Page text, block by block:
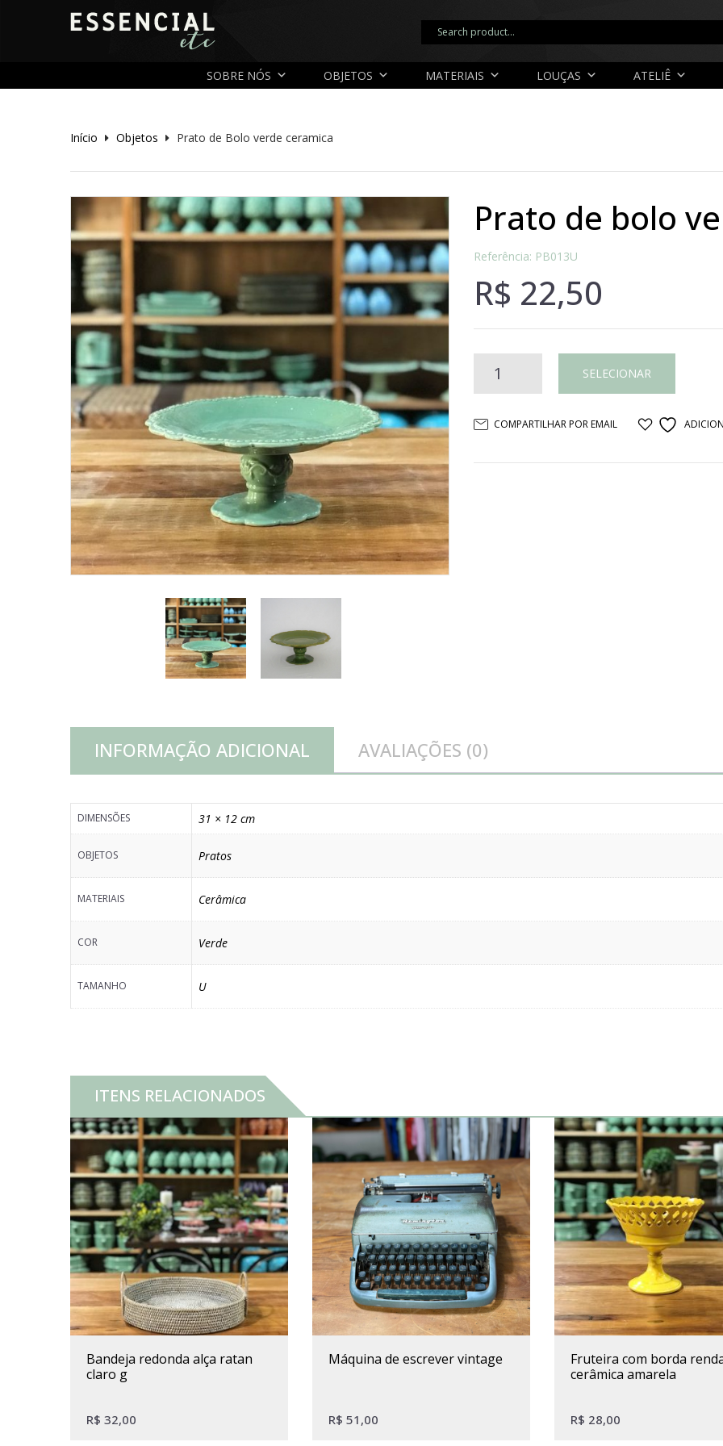
SOBRE NÓS OBJETOS MATERIAIS LOUÇAS ATELIÊ
Início Objetos Prato de Bolo verde ceramica
prato de bolo
Referência: PB013U
R$ 22,50
Prato SELECIONAR
COMPARTILHAR POR EMAIL
INFORMAÇÃO ADICIONAL AVALIAÇÕES (0)
DIMENSÕES 31 × 12 cm
OBJETOS Pratos
MATERIAIS Cerâmica
COR Verde
TAMANHO U
ITENS RELACIONADOS
bandeja redonda alça ratan
claro g
R$ 32,00
máquina de escrever vintage
R$ 51,00
fruteira com borda rendada
cerâmica amarela
R$ 28,00